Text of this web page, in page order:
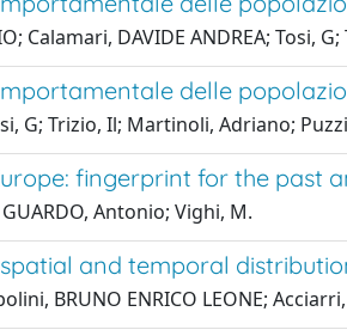
Calamari, DAVIDE ANDREA;
delle
G; Trizio, Il; Martinoli, Adriano;
fingerprint for the past
Antonio; Vighi, M.
and temporal
BRUNO ENRICO LEONE;